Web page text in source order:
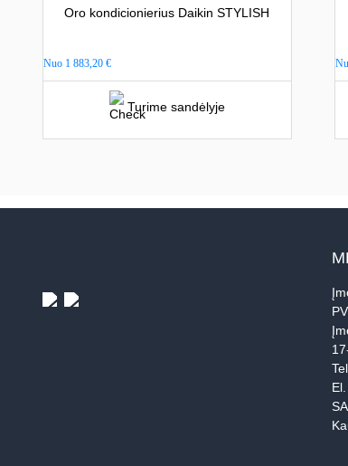
Oro kondicionierius Daikin STYLISH
Nuo 1 883,20 €
Turime sandėlyje